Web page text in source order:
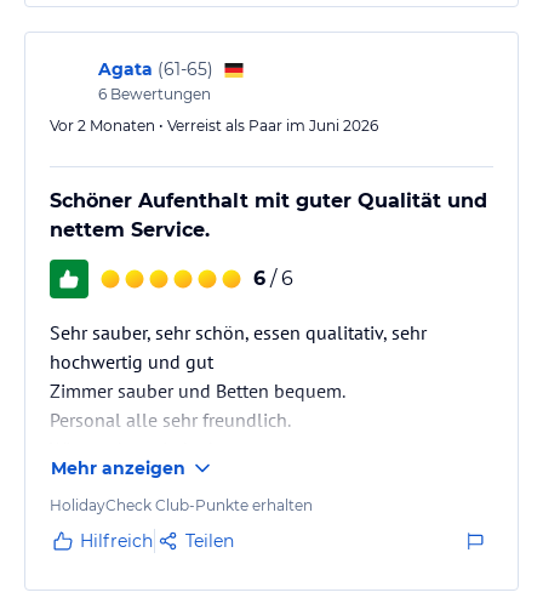
Agata (61-65)
6 Bewertungen
Vor 2 Monaten • Verreist als Paar im Juni 2026
Schöner Aufenthalt mit guter Qualität und
nettem Service.
6 / 6
Sehr sauber, sehr schön, essen qualitativ, sehr
hochwertig und gut
Zimmer sauber und Betten bequem.
Personal alle sehr freundlich.
Mehr anzeigen
HolidayCheck Club-Punkte erhalten
Hilfreich Teilen